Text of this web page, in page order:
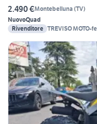
2.490 €Montebelluna (TV)
NuovoQuad
Rivenditore TREVISO